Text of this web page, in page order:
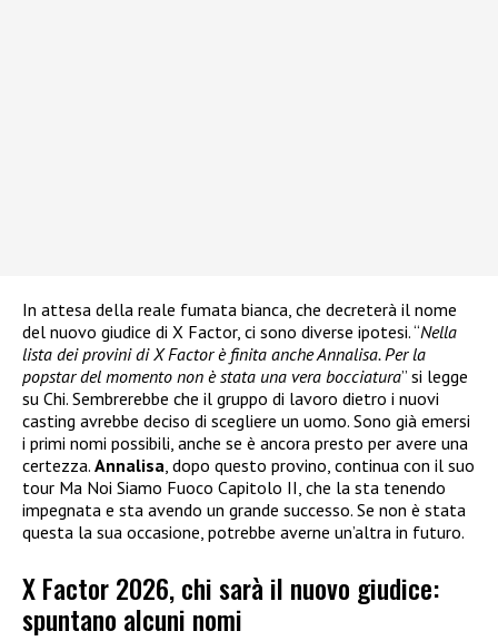
In attesa della reale fumata bianca, che decreterà il nome
del nuovo giudice di X Factor, ci sono diverse ipotesi. “Nella
lista dei provini di X Factor è finita anche Annalisa. Per la
popstar del momento non è stata una vera bocciatura” si legge
su Chi. Sembrerebbe che il gruppo di lavoro dietro i nuovi
casting avrebbe deciso di scegliere un uomo. Sono già emersi
i primi nomi possibili, anche se è ancora presto per avere una
certezza. Annalisa , dopo questo provino, continua con il suo
tour Ma Noi Siamo Fuoco Capitolo II, che la sta tenendo
impegnata e sta avendo un grande successo. Se non è stata
questa la sua occasione, potrebbe averne un’altra in futuro.
X Factor 2026, chi sarà il nuovo giudice:
spuntano alcuni nomi